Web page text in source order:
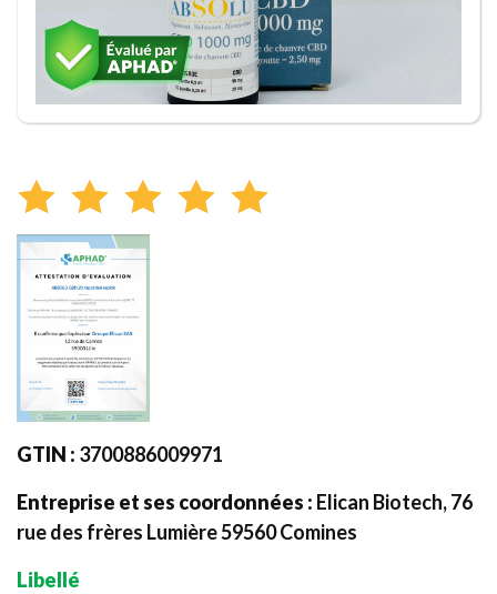
GTIN : 3700886009971
Entreprise et ses coordonnées : Elican Biotech, 76
rue des frères Lumière 59560 Comines
Libellé